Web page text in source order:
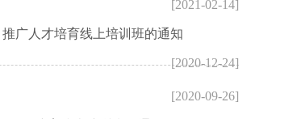
[2021-02-14]
广人才培育线上培训班的通知
[2020-12-24]
[2020-09-26]